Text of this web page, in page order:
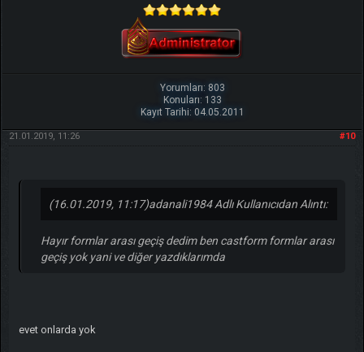
Yorumları: 803
Konuları: 133
Kayıt Tarihi: 04.05.2011
#10
21.01.2019, 11:26
(16.01.2019, 11:17)adanali1984 Adlı Kullanıcıdan Alıntı:
Hayır formlar arası geçiş dedim ben castform formlar arası
geçiş yok yani ve diğer yazdıklarımda
evet onlarda yok